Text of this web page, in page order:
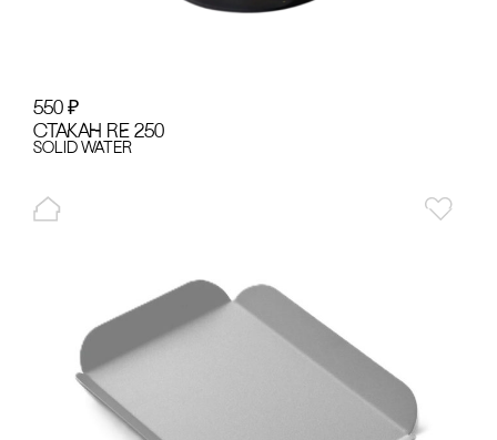
550 ₽
сТАКАН RE 250
Solid Water